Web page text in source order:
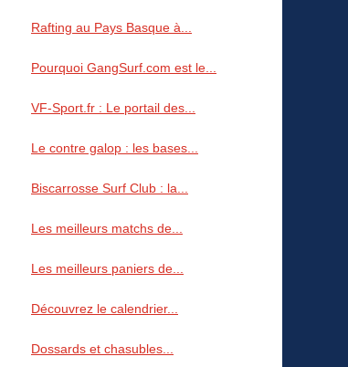
Rafting au Pays Basque à...
Pourquoi GangSurf.com est le...
VF-Sport.fr : Le portail des...
Le contre galop : les bases...
Biscarrosse Surf Club : la...
Les meilleurs matchs de...
Les meilleurs paniers de...
Découvrez le calendrier...
Dossards et chasubles...